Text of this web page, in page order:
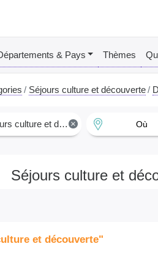
& Pays Thèmes
Séjours culture et découverte
×
et découverte Où
Séjours culture et
et découverte"